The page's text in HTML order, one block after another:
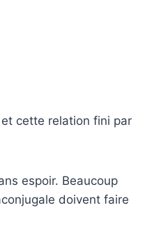
cette relation fini par
espoir. Beaucoup
doivent faire